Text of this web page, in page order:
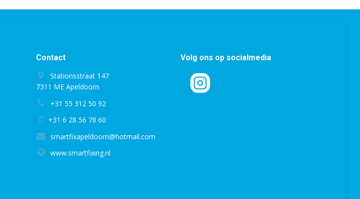
Contact
Stationsstraat 147
7311 ME Apeldoorn
+31 55 312 50 92
+31 6 28 56 78 60
smartfixapeldoorn@hotmail.com
www.smartfixing.nl
Volg ons op socialmedia